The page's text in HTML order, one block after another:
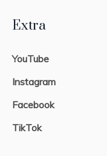
Extra
YouTube
Instagram
Facebook
TikTok